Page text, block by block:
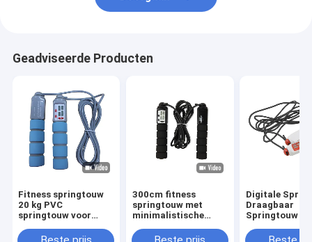
Geadviseerde Producten
Fitness springtouw
20 kg PVC
springtouw voor
PP-handvat OK-168
300cm fitness
springtouw met
minimalistische
een aangepast
Digitale
Draagbaar
Springtouw
Trainingstijd